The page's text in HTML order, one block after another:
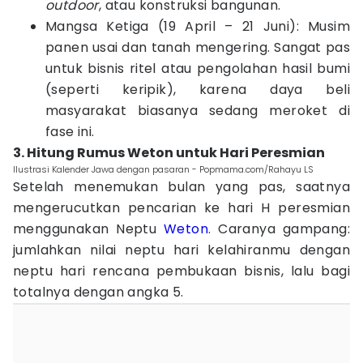
outdoor, atau konstruksi bangunan.
Mangsa Ketiga (19 April – 21 Juni): Musim
panen usai dan tanah mengering. Sangat pas
untuk bisnis ritel atau pengolahan hasil bumi
(seperti keripik), karena daya beli
masyarakat biasanya sedang meroket di
fase ini.
3. Hitung Rumus Weton untuk Hari Peresmian
Ilustrasi Kalender Jawa dengan pasaran - Popmama.com/Rahayu LS
Setelah menemukan bulan yang pas, saatnya
mengerucutkan pencarian ke hari H peresmian
menggunakan Neptu Weton. Caranya gampang:
jumlahkan nilai neptu hari kelahiranmu dengan
neptu hari rencana pembukaan bisnis, lalu bagi
totalnya dengan angka 5.